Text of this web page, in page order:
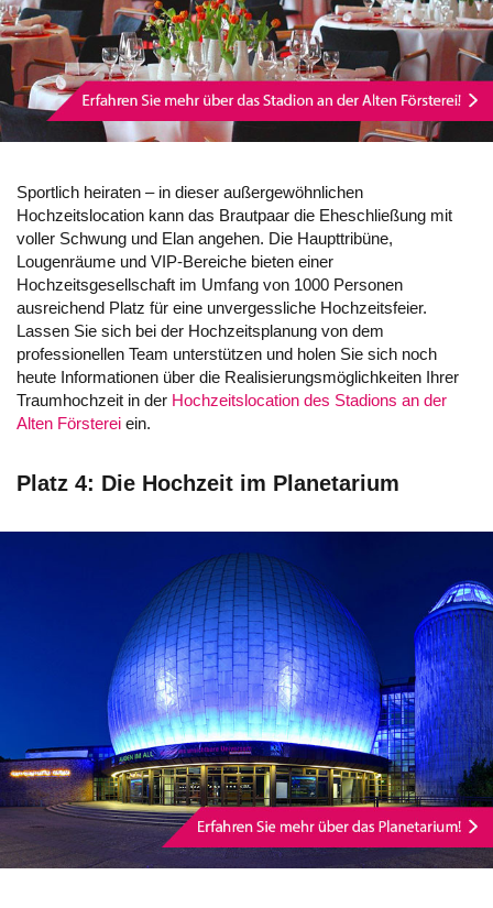
Sportlich heiraten – in dieser außergewöhnlichen
Hochzeitslocation kann das Brautpaar die Eheschließung mit
voller Schwung und Elan angehen. Die Haupttribüne,
Lougenräume und VIP-Bereiche bieten einer
Hochzeitsgesellschaft im Umfang von 1000 Personen
ausreichend Platz für eine unvergessliche Hochzeitsfeier.
Lassen Sie sich bei der Hochzeitsplanung von dem
professionellen Team unterstützen und holen Sie sich noch
heute Informationen über die Realisierungsmöglichkeiten Ihrer
Traumhochzeit in der Hochzeitslocation des Stadions an der
Alten Försterei ein.
Platz 4: Die Hochzeit im Planetarium